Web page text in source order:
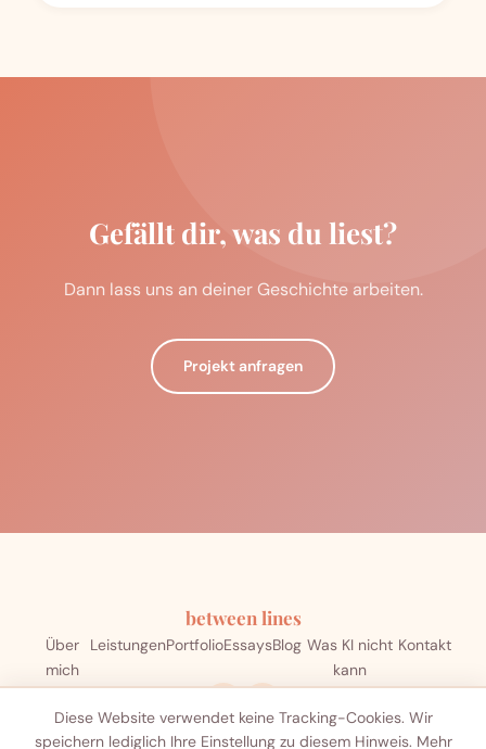
Gefällt dir, was du liest?
Dann lass uns an deiner Geschichte arbeiten.
Projekt anfragen
between lines
Über
mich
LeistungenPortfolioEssaysBlog Was KI nicht
kann
Kontakt
ImpressumDatenschutz
Diese Website verwendet keine Tracking-Cookies. Wir
speichern lediglich Ihre Einstellung zu diesem Hinweis. Mehr